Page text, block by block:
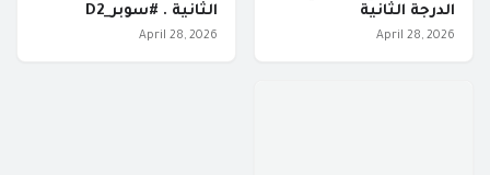
الدرجة الثانية
April 28, 2026
الثانية . #سوبر_D2
April 28, 2026